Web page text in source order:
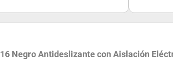
Negro Antideslizante con Aislación